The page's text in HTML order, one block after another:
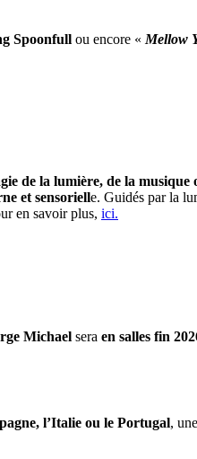
Spoonfull ou encore « Mellow
de la lumière, de la
et sensorielle. Guidés par la
en savoir plus, ici.
Michael sera en salles fin
l’Italie ou le Portugal,